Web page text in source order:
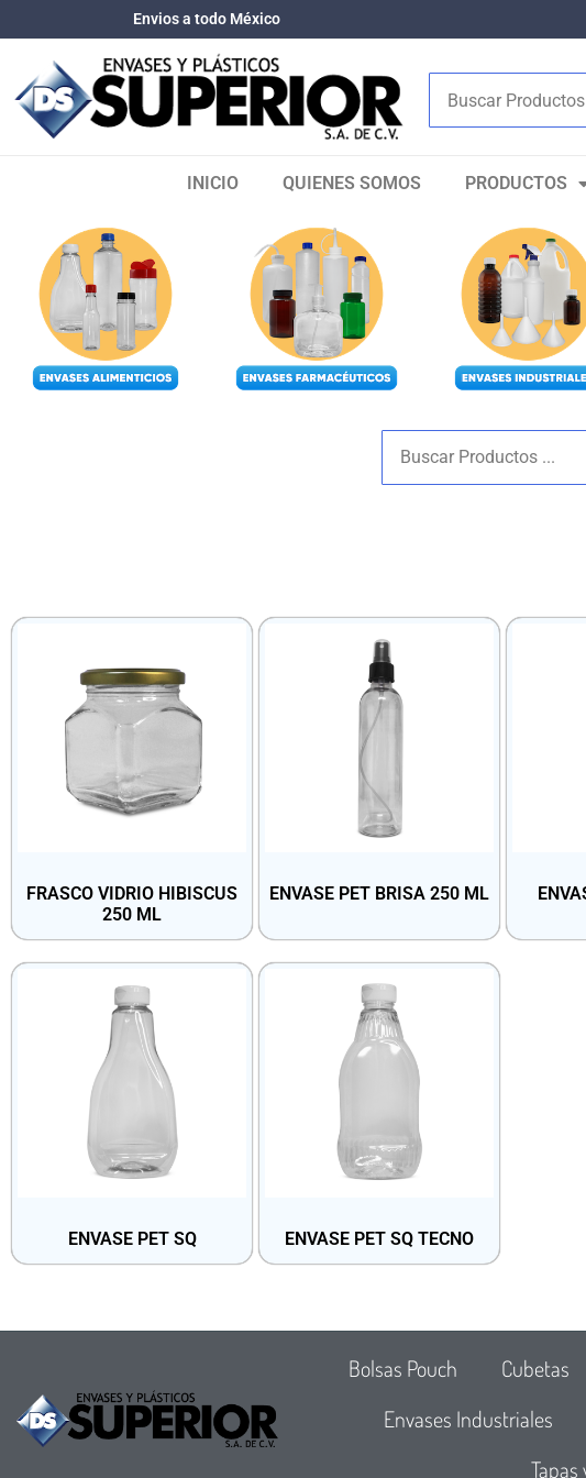
Envios a todo México
INICIO QUIENES SOMOS​ PRODUCTOS
FRASCO VIDRIO HIBISCUS
250 ML
ENVASE PET BRISA 250 ML
ENVASE PET SQ ENVASE PET SQ TECNO
Bolsas Pouch Cubetas
Envases Industriales